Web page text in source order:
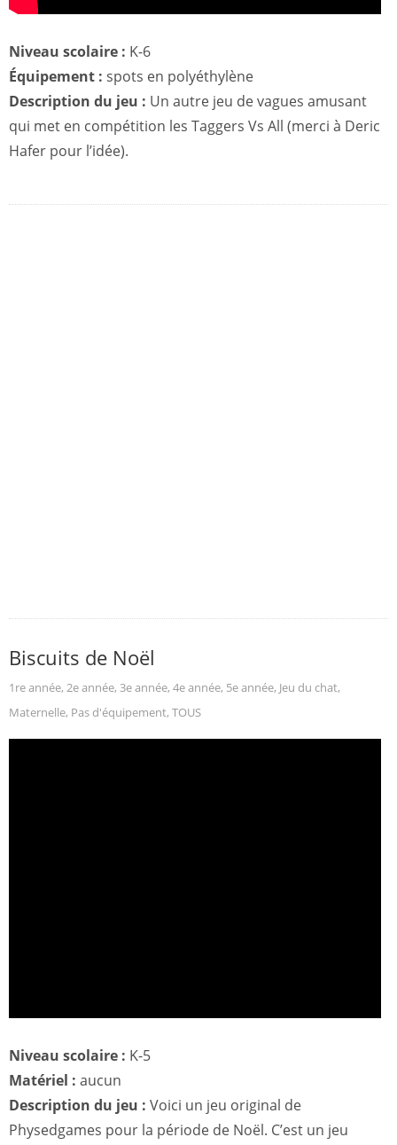
Niveau scolaire : K-6
Équipement : spots en polyéthylène
Description du jeu : Un autre jeu de vagues amusant
qui met en compétition les Taggers Vs All (merci à Deric
Hafer pour l’idée).
Biscuits de Noël
1re année, 2e année, 3e année, 4e année, 5e année, Jeu du chat,
Maternelle, Pas d'équipement, TOUS
Niveau scolaire : K-5
Matériel : aucun
Description du jeu : Voici un jeu original de
Physedgames pour la période de Noël. C’est un jeu